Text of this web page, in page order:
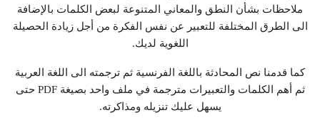
ملاحظات بشأن النطق والمعاني المتنوعة لبعض الكلمات بالإضافة
الى الطرق المختلفة للتعبير عن نفس الفكرة من أجل زيادة الحصيلة
اللغوية لديك.
كما قدمنا نص المحادثة باللغة الفرنسية ثم ترجمته الى اللغة العربية
ثم أهم الكلمات والتعبيرات مترجمة في ملف واحد بصيغة PDF حتى
يسهل عليك تنزيله ومذاكرته.